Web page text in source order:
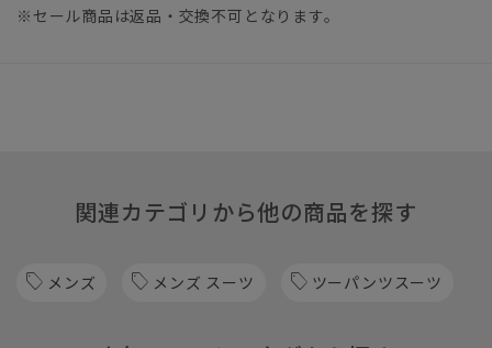
※セール商品は返品・交換不可となります。
関連カテゴリから他の商品を探す
メンズ メンズ スーツ ツーパンツスーツ